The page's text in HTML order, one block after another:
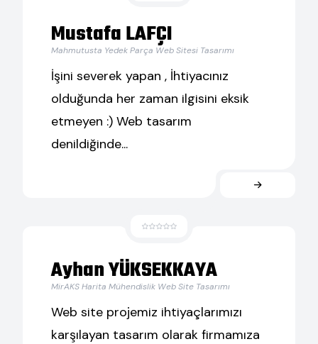
Mustafa LAFÇI
Mahmutusta Yedek Parça Web Sitesi Tasarımı
İşini severek yapan , İhtiyacınız
olduğunda her zaman ilgisini eksik
etmeyen :) Web tasarım
denildiğinde...
Ayhan YÜKSEKKAYA
MirAKS Harita Mühendislik Web Site Tasarımı
Web site projemiz ihtiyaçlarımızı
karşılayan tasarım olarak firmamıza